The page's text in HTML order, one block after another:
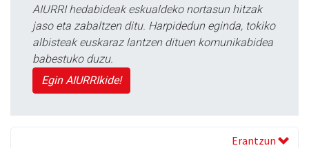
AIURRI hedabideak eskualdeko nortasun hitzak
jaso eta zabaltzen ditu. Harpidedun eginda, tokiko
albisteak euskaraz lantzen dituen komunikabidea
babestuko duzu.
Egin AIURRIkide!
Erantzun